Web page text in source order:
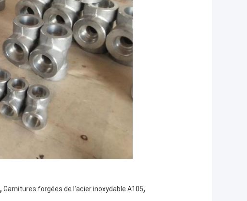
, Garnitures forgées de l'acier inoxydable A105,